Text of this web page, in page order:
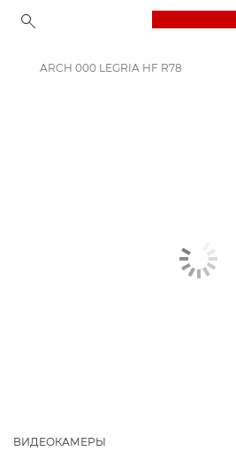
ARCH 000 LEGRIA HF R78
ВИДЕОКАМЕРЫ